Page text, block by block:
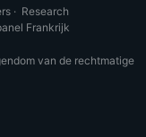
· Research
Frankrijk
van de rechtmatige